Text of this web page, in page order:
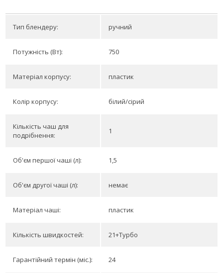
Тип блендеру: ручний
Потужність (Вт): 750
Матеріал корпусу: пластик
Колір корпусу: білий/сірий
Кількість чаш для
подрібнення:
1
Об'єм першої чаші (л): 1,5
Об'єм другої чаші (л): немає
Матеріал чаші: пластик
Кількість швидкостей: 21+Турбо
Гарантійний термін (міс.): 24